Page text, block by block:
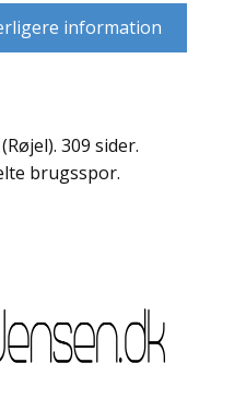
information
309 sider.
brugsspor.